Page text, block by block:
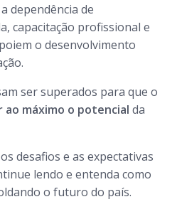
dependência de
capacitação profissional e
o desenvolvimento
ser superados para que o
máximo o potencial da
desafios e as expectativas
lendo e entenda como
o futuro do país.